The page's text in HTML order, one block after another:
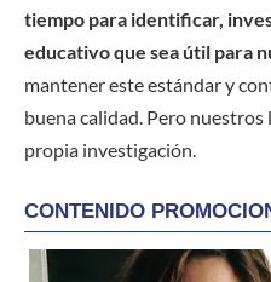
tiempo para identificar,
educativo que sea útil para
mantener este estándar y
buena calidad. Pero nuestros
propia investigación.